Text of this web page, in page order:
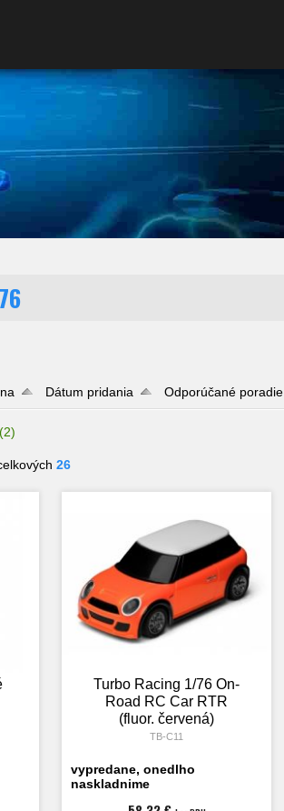
Dátum pridania Odporúčané poradie
(2)
26
Turbo Racing 1/76 On-
Road RC Car RTR
(fluor. červená)
TB-C11
vypredane, onedlho
naskladnime